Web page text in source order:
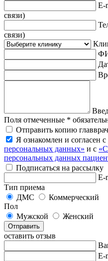
E-
связи)
связи)
Поля отмеченные *
Отправить копию
Я ознакомлен и согласен с
персональных данных» и с
персональных данных
Подписаться на рассылку
E-
Тип приема
ДМС
Коммерческий
Пол
Мужской
Женский
Отправить
оставить отзыв
E-